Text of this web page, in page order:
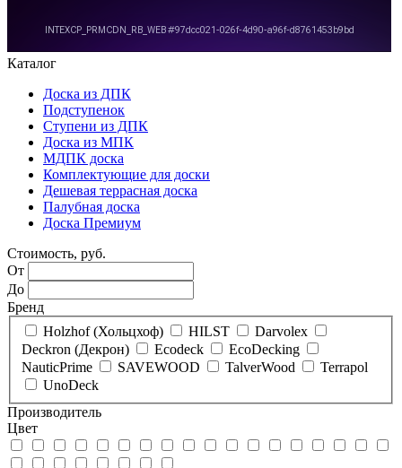
Каталог
Доска из ДПК
Подступенок
Ступени из ДПК
Доска из МПК
МДПК доска
Комплектующие для доски
Дешевая террасная доска
Палубная доска
Доска Премиум
Стоимость, руб.
От
До
Бренд
Holzhof (Хольцхоф)
HILST
Darvolex
Deckron (Декрон)
Ecodeck
EcoDecking
NauticPrime
SAVEWOOD TalverWood
Terrapol
UnoDeck
Производитель
Цвет